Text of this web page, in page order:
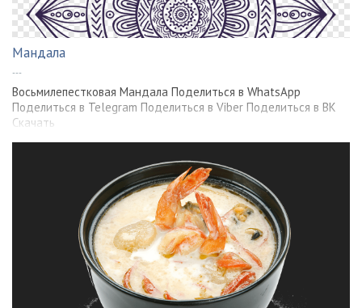
Мандала
---
Восьмилепестковая Мандала Поделиться в WhatsApp
Поделиться в Telegram Поделиться в Viber Поделиться в ВК
Скачать